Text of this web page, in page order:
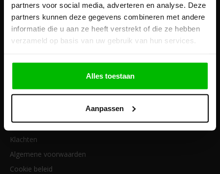
partners voor social media, adverteren en analyse. Deze
partners kunnen deze gegevens combineren met andere
informatie die u aan ze heeft verstrekt of die ze hebben
verzameld op basis van uw gebruik van hun services.
Alles toestaan
Aanpassen
KLANTENSERVICE
Klantenservice
Levering en service
Inloggen
Over ons
Klachten
Algemene voorwaarden
Cookie beleid